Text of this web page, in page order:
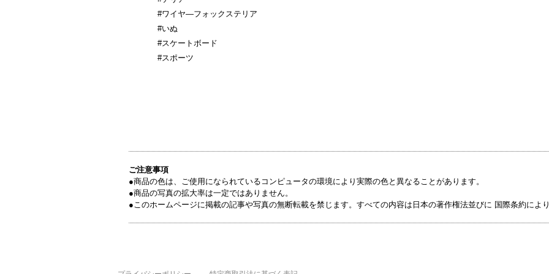
#ワイヤ―フォックステリア
#いぬ
#スケートボード
#スポーツ
ご注意事項
●商品の色は、ご使用になられているコンピュータの環境により実際の色と異なることがあります。
●商品の写真の拡大率は一定ではありません。
●このホームページに掲載の記事や写真の無断転載を禁じます。すべての内容は日本の著作権法並びに 国際条約によ